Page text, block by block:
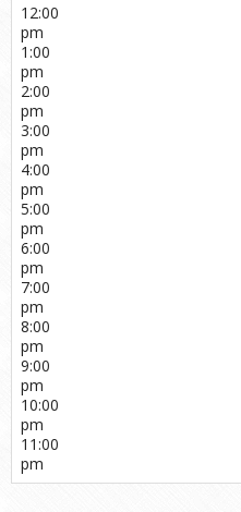
12:00
pm
1:00
pm
2:00
pm
3:00
pm
4:00
pm
5:00
pm
6:00
pm
7:00
pm
8:00
pm
9:00
pm
10:00
pm
11:00
pm